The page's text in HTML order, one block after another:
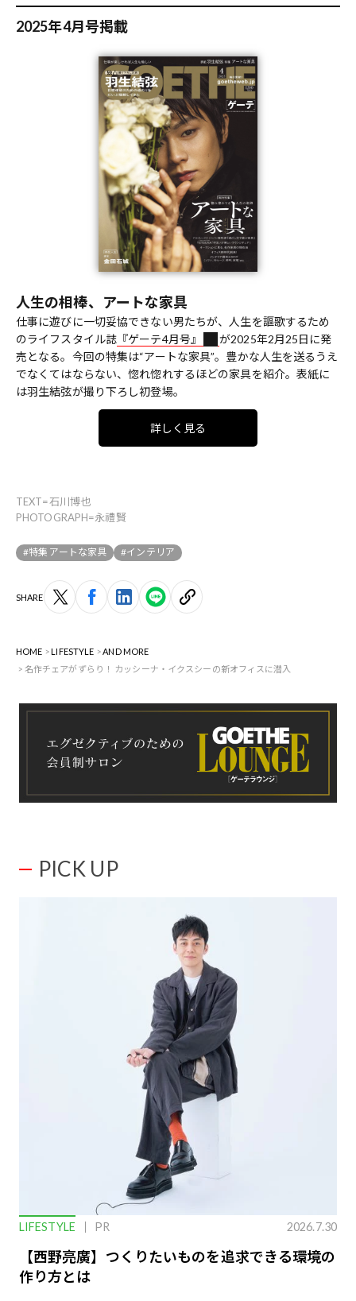
2025年4月号掲載
人生の相棒、アートな家具
仕事に遊びに一切妥協できない男たちが、人生を謳歌するため
のライフスタイル誌 『ゲーテ4月号』
が2025年2月25日に発
売となる。今回の特集は“アートな家具”。豊かな人生を送るうえ
でなくてはならない、惚れ惚れするほどの家具を紹介。表紙に
は羽生結弦が撮り下ろし初登場。
詳しく見る
TEXT=石川博也
PHOTOGRAPH=永禮賢
#特集 アートな家具 #インテリア
SHARE
HOME LIFESTYLE
AND MORE
名作チェアがずらり！ カッシーナ・イクスシーの新オフィスに潜入
PICK UP
LIFESTYLE PR 2026.7.30
【西野亮廣】つくりたいものを追求できる環境の
作り方とは